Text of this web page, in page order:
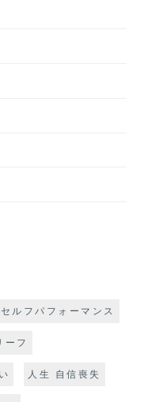
セルフパフォーマンス
ーフ
人生 自信喪失